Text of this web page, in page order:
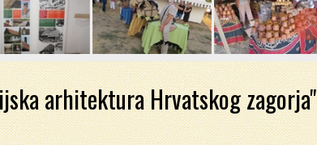

arhitektura Hrvatskog zagorja"